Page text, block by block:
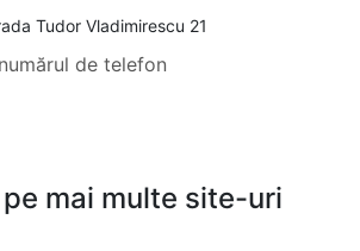
Tudor Vladimirescu 21
de telefon
mai multe site-uri